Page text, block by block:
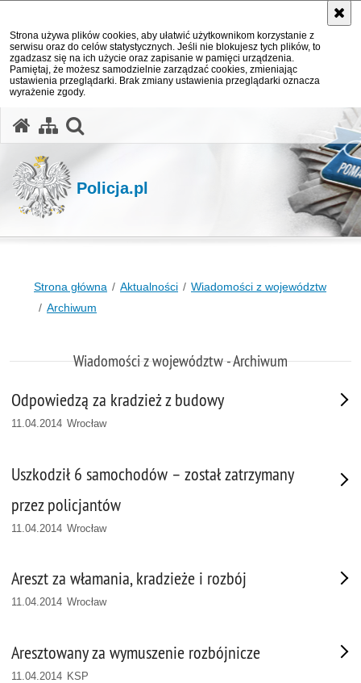
Strona używa plików cookies, aby ułatwić użytkownikom korzystanie z
serwisu oraz do celów statystycznych. Jeśli nie blokujesz tych plików, to
zgadzasz się na ich użycie oraz zapisanie w pamięci urządzenia.
Pamiętaj, że możesz samodzielnie zarządzać cookies, zmieniając
ustawienia przeglądarki. Brak zmiany ustawienia przeglądarki oznacza
wyrażenie zgody.
Policja.pl
Strona główna Aktualności
Wiadomości z województw
Archiwum
Wiadomości z województw - Archiwum
Odpowiedzą za kradzież z budowy
11.04.2014 Wrocław
Uszkodził 6 samochodów – został zatrzymany
przez policjantów
11.04.2014 Wrocław
Areszt za włamania, kradzieże i rozbój
11.04.2014 Wrocław
Aresztowany za wymuszenie rozbójnicze
11.04.2014 KSP